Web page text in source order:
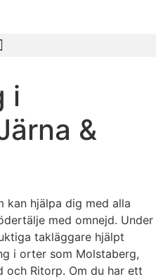
i
&
kan hjälpa dig med alla
med omnejd. Under
takläggare hjälpt
i orter som Molstaberg,
och Ritorp. Om du har ett